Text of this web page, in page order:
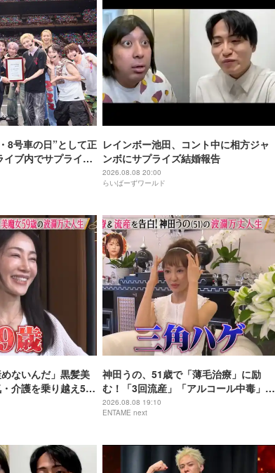
8号車の日”として正
ブ内でサプライズ
レインボー池田、コント中に相方ジャ
ンボにサプライズ結婚報告
2026.08.08 20:00
らいばーずワールド
めないんだ」黒髪美
介護を乗り越え56
に
神田うの、51歳で「薄毛治療」に励
む！「3回流産」「アルコール中毒」自
身の過去を赤裸々告白
2026.08.08 19:10
ENTAME next